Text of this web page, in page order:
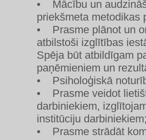
• Mācību un
priekšmeta metodikas
• Prasme plānot un
atbilstoši izglītības
Spēja būt atbildīgam
paņēmieniem un
• Psiholoģiskā
• Prasme veidot
darbiniekiem,
institūciju
• Prasme strādāt